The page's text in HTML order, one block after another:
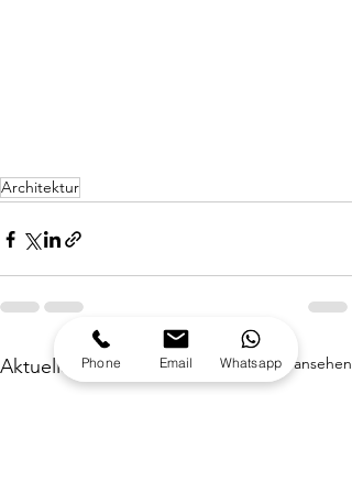
Architektur
Aktuelle Beiträge Alle ansehen
Phone Email Whatsapp